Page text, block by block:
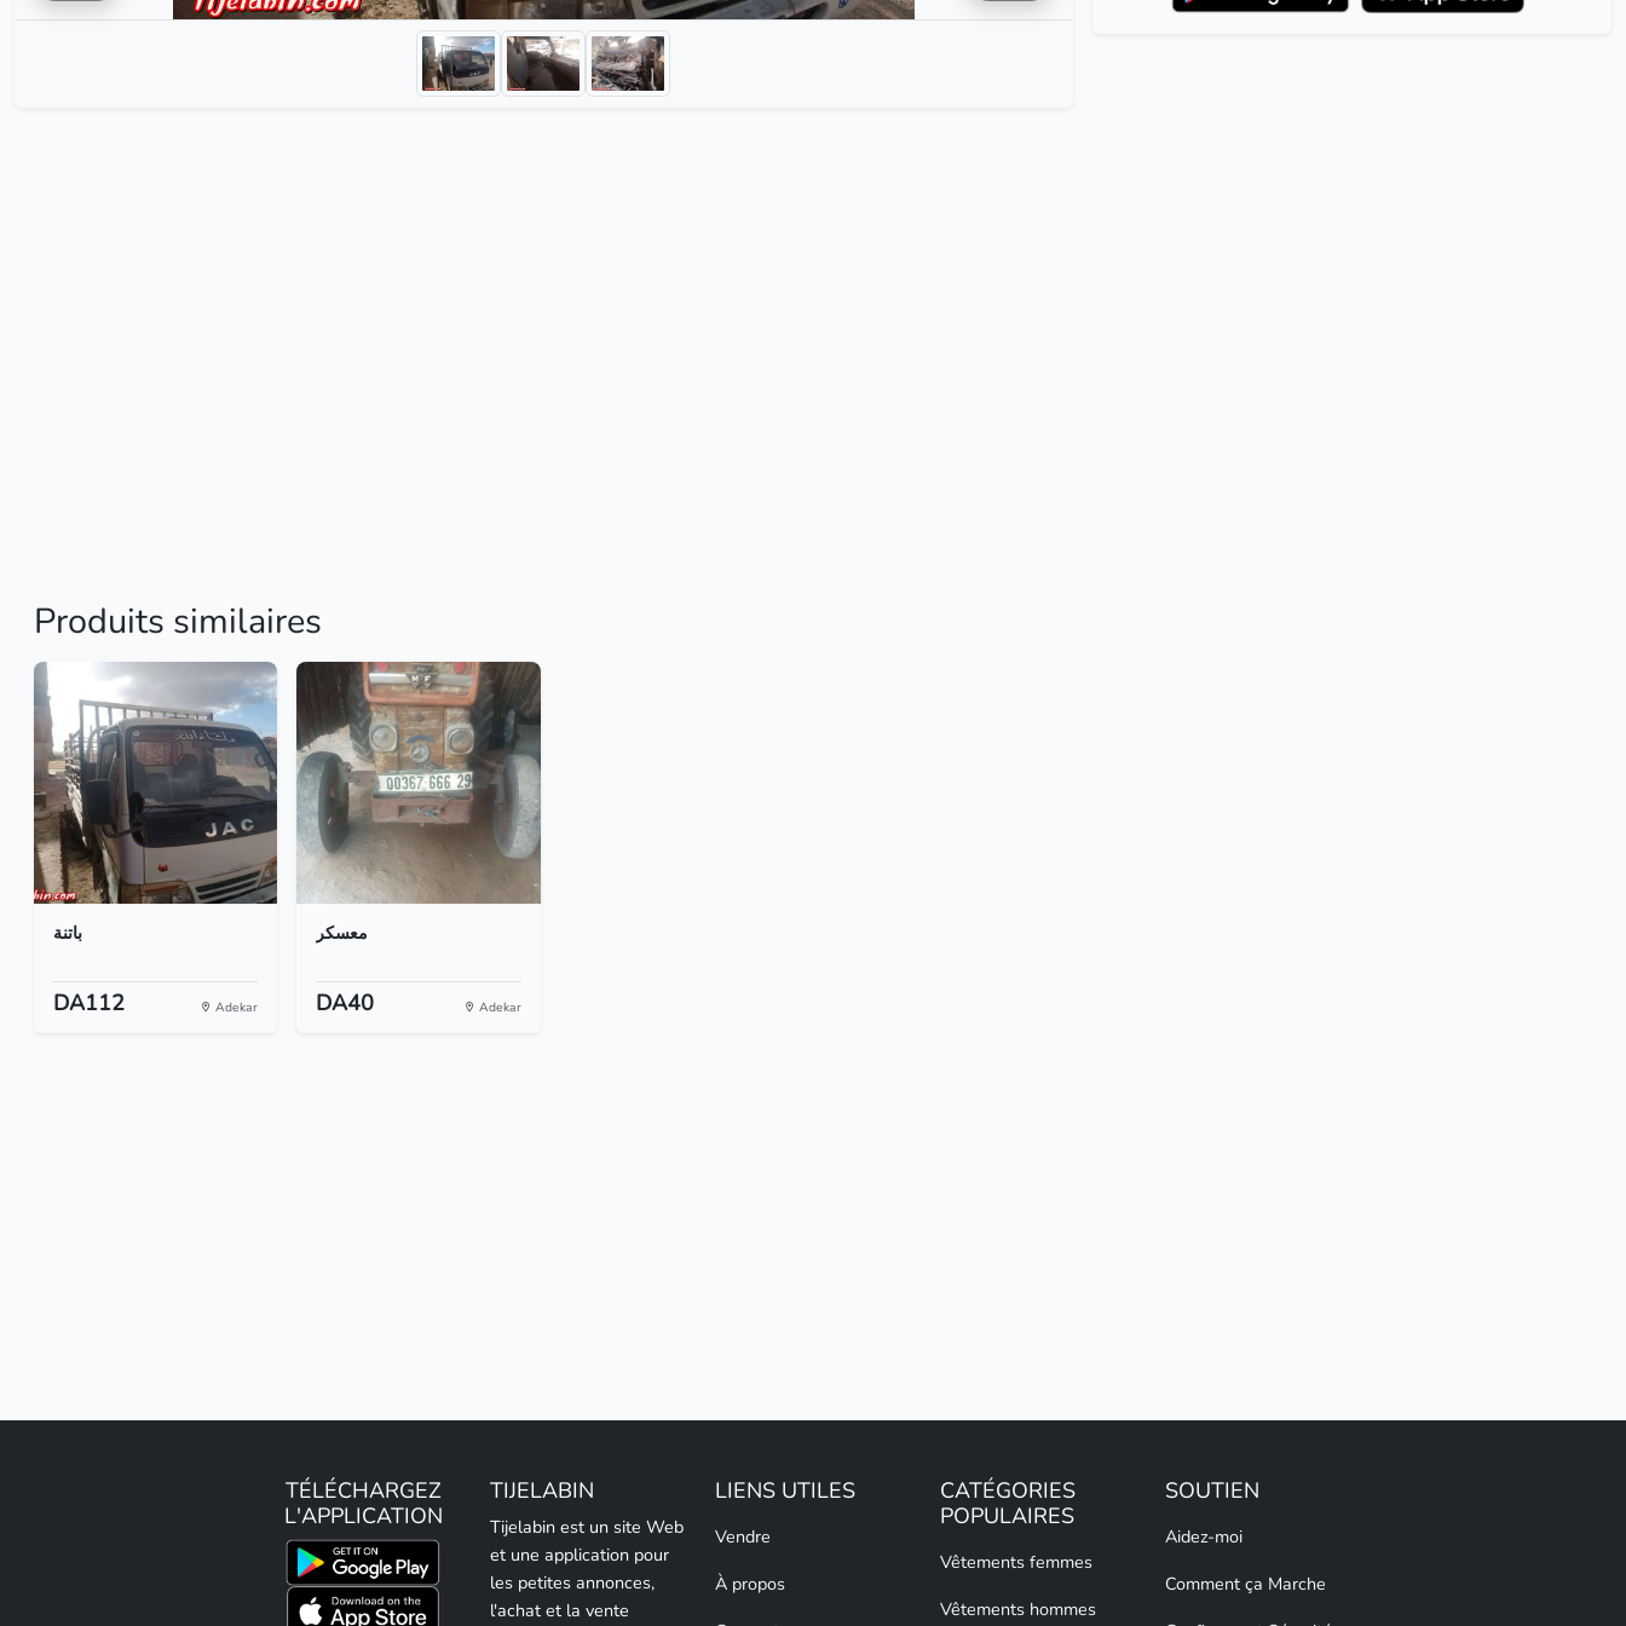
Produits similaires
باتنة
DA112 Adekar
معسكر
DA40 Adekar
TÉLÉCHARGEZ
L'APPLICATION
TIJELABIN
Tijelabin est un site Web
et une application pour
les petites annonces,
l'achat et la vente
LIENS UTILES
Vendre
À propos
CATÉGORIES
POPULAIRES
Vêtements femmes
Vêtements hommes
SOUTIEN
Aidez-moi
Comment ça Marche